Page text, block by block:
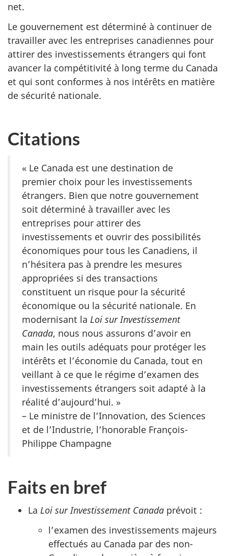
net.
Le gouvernement est déterminé à continuer de
travailler avec les entreprises canadiennes pour
attirer des investissements étrangers qui font
avancer la compétitivité à long terme du Canada
et qui sont conformes à nos intérêts en matière
de sécurité nationale.
Citations
« Le Canada est une destination de
premier choix pour les investissements
étrangers. Bien que notre gouvernement
soit déterminé à travailler avec les
entreprises pour attirer des
investissements et ouvrir des possibilités
économiques pour tous les Canadiens, il
n’hésitera pas à prendre les mesures
appropriées si des transactions
constituent un risque pour la sécurité
économique ou la sécurité nationale. En
modernisant la Loi sur Investissement
Canada, nous nous assurons d’avoir en
main les outils adéquats pour protéger les
intérêts et l’économie du Canada, tout en
veillant à ce que le régime d’examen des
investissements étrangers soit adapté à la
réalité d’aujourd’hui. »
– Le ministre de l’Innovation, des Sciences
et de l’Industrie, l’honorable François-
Philippe Champagne
Faits en bref
La Loi sur Investissement Canada prévoit :
l’examen des investissements majeurs
effectués au Canada par des non-